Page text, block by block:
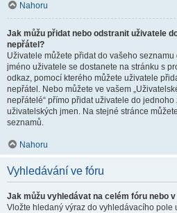
Nahoru
Jak můžu přidat nebo odstranit uživatele
nepřátel?
Uživatele můžete přidat do vašeho
jméno uživatele se dostanete na stránku s
odkaz, pomocí kterého můžete uživatele
nepřátel. Nebo můžete ve vašem
nepřátelé“ přímo přidat uživatele do
uživatelských jmen. Na stejné stránce
seznamů.
Nahoru
Vyhledávání ve fóru
Jak můžu vyhledávat na celém fóru nebo
Vložte hledaný výraz do vyhledávacího pole